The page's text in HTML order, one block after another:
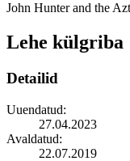
John Hunter and the
Lehe külgriba
Detailid
Uuendatud:
27.04.2023
Avaldatud:
22.07.2019